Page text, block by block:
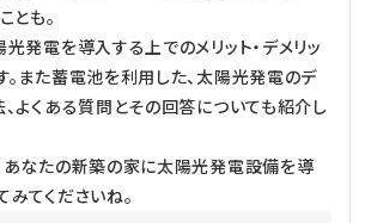
とも。
発電を導入する上でのメリット・デメリッ
。また蓄電池を利用した、太陽光発電のデ
、よくある質問とその回答についても紹介し
あなたの新築の家に太陽光発電設備を導
てくださいね。